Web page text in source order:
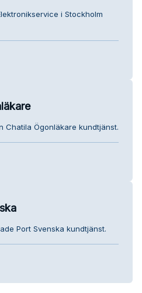
i Stockholm
Chatila Ögonläkare kundtjänst.
Port Svenska kundtjänst.